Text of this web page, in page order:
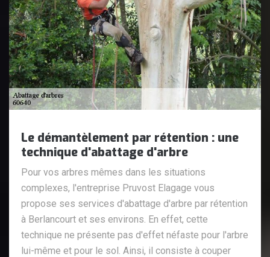
Le démantèlement par rétention : une
technique d'abattage d'arbre
Pour vos arbres mêmes dans les situations
complexes, l'entreprise Pruvost Elagage vous
propose ses services d'abattage d'arbre par rétention
à Berlancourt et ses environs. En effet, cette
technique ne présente pas d'effet néfaste pour l'arbre
lui-même et pour le sol. Ainsi, il consiste à couper